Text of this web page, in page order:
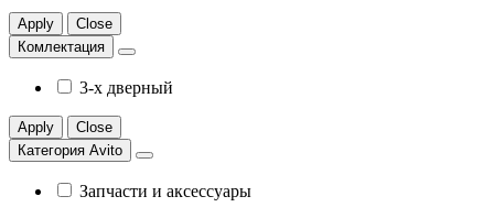
Apply
Close
Комлектация
3-х дверный
Apply
Close
Категория Avito
Запчасти и аксессуары